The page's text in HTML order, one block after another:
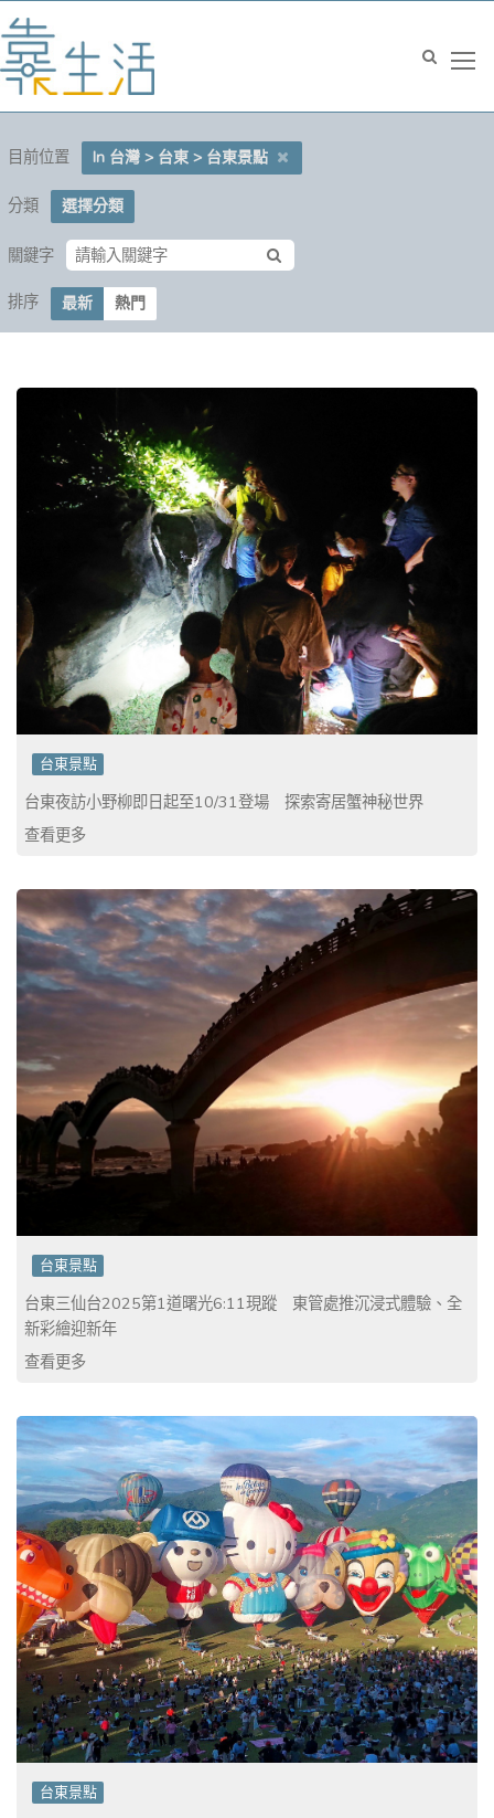
目前位置 In 台灣 > 台東 > 台東景點
分類 選擇分類
關鍵字
排序 最新 熱門
台東景點
台東夜訪小野柳即日起至10/31登場 探索寄居蟹神秘世界
查看更多
台東景點
台東三仙台2025第1道曙光6:11現蹤 東管處推沉浸式體驗、全
新彩繪迎新年
查看更多
台東景點